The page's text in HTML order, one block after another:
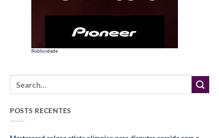
Publicidade
POSTS RECENTES